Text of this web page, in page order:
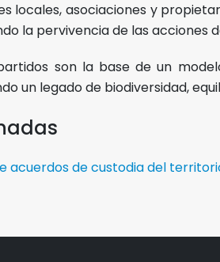
locales, asociaciones y
la pervivencia de las acciones
son la base de un
un legado de biodiversidad,
acuerdos de custodia del